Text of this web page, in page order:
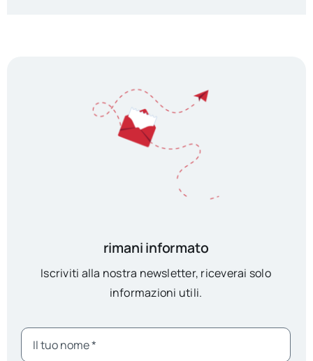
rimani informato
Iscriviti alla nostra newsletter, riceverai solo
informazioni utili.